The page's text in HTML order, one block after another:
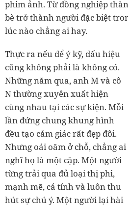
phim ảnh. Từ đồng nghiệp
bè trở thành người đặc biệt
lúc nào chẳng ai hay.
Thực ra nếu để ý kỹ, dấu hiệu
cũng không phải là không có.
Những năm qua, anh M và cô
N thường xuyên xuất hiện
cùng nhau tại các sự kiện. Mỗi
lần đứng chung khung hình
đều tạo cảm giác rất đẹp đôi.
Nhưng oái oăm ở chỗ, chẳng ai
nghĩ họ là một cặp. Một người
từng trải qua đủ loại thị phi,
mạnh mẽ, cá tính và luôn thu
hút sự chú ý. Một người lại hài